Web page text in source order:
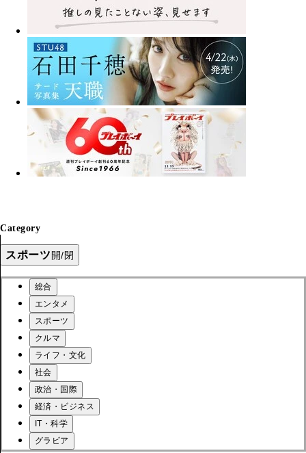
Category
スポーツ開/閉
総合
エンタメ
スポーツ
クルマ
ライフ・文化
社会
政治・国際
経済・ビジネス
IT・科学
グラビア